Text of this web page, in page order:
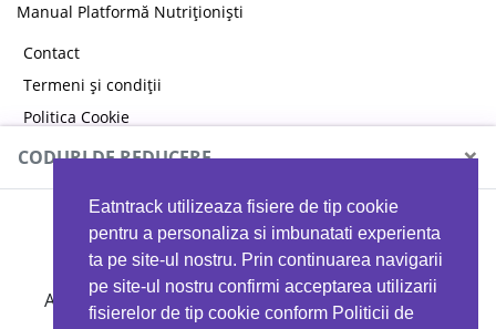
Eatntrack utilizeaza fisiere de tip cookie
pentru a personaliza si imbunatati experienta
ta pe site-ul nostru. Prin continuarea navigarii
pe site-ul nostru confirmi acceptarea utilizarii
fisierelor de tip cookie conform Politicii de
Manual Platformă Nutriționiști
Contact
Termeni și condiții
Politica Cookie
Politica de confidențialitate
CODURI DE REDUCERE ×
MYPROTEIN
Ai 40%reducere la orice comandă folosind codul